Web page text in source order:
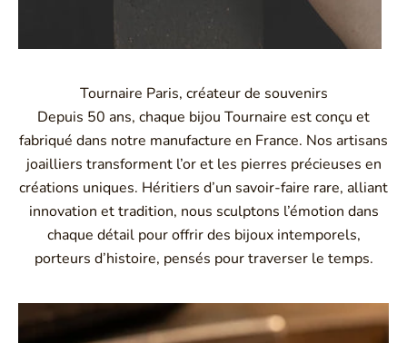
Tournaire Paris, créateur de souvenirs
Depuis 50 ans, chaque bijou Tournaire est conçu et
fabriqué dans notre manufacture en France. Nos artisans
joailliers transforment l’or et les pierres précieuses en
créations uniques. Héritiers d’un savoir-faire rare, alliant
innovation et tradition, nous sculptons l’émotion dans
chaque détail pour offrir des bijoux intemporels,
porteurs d’histoire, pensés pour traverser le temps.